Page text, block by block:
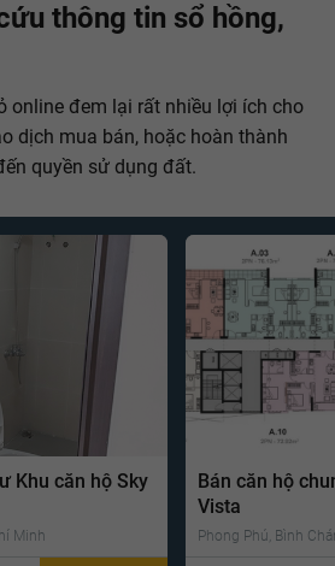
thông tin sổ hồng,
online đem lại rất nhiều lợi ích cho
dịch mua bán, hoặc hoàn thành
quyền sử dụng đất.
Khu căn hộ Sky
Minh
Bán căn hộ
Vista
Phong Phú, Bình